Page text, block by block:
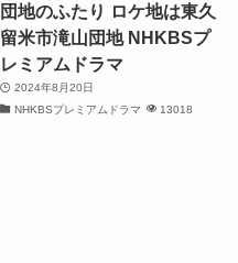
団地のふたり ロケ地は東久
留米市滝山団地 NHKBSプ
レミアムドラマ
2024年8月20日
NHKBSプレミアムドラマ
13018